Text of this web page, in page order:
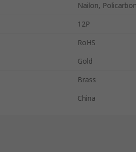
Nailon,
12P
RoHS
Gold
Brass
China